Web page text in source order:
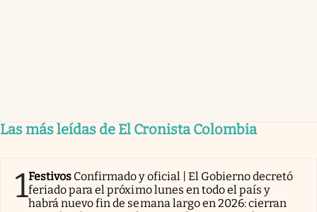
Las más leídas de El Cronista Colombia
1Festivos Confirmado y oficial | El Gobierno decretó
feriado para el próximo lunes en todo el país y
habrá nuevo fin de semana largo en 2026: cierran